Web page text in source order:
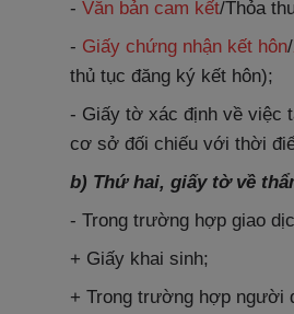
- Văn bản cam kết/Thỏa
- Giấy chứng nhận kết hôn/
thủ tục đăng ký kết hôn);
- Giấy tờ xác định về việc
cơ sở đối chiếu với thời
b) Thứ hai, giấy tờ về
- Trong trường hợp giao
+ Giấy khai sinh;
+ Trong trường hợp người